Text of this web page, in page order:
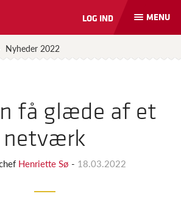
Åbn
og
MENU
LOG IND
Nyheder 2022
få glæde af et
netværk
Henriette Sø - 18.03.2022